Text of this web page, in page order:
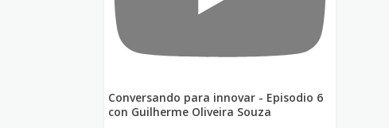
Conversando para innovar - Episodio 6
con Guilherme Oliveira Souza